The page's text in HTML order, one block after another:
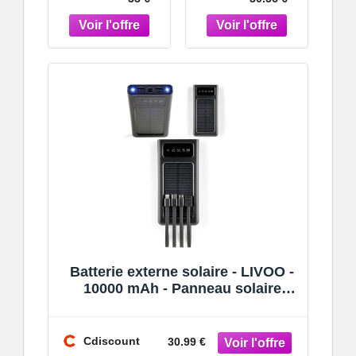
batterie
externe
mobile à cha
batterie
externe
mobile à cha
Batterie externe solaire - LIVOO -
10000 mAh - Panneau solaire
Cdiscount 30.99 €